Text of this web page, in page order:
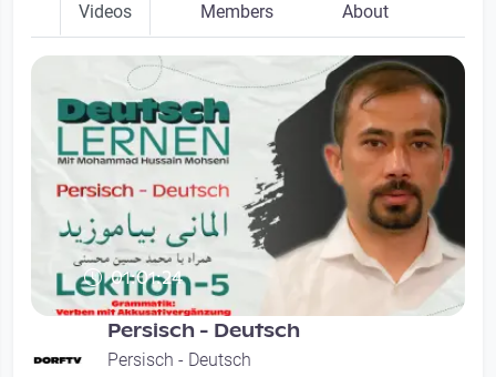
Videos Members About
01:01:24
Persisch - Deutsch
Persisch - Deutsch